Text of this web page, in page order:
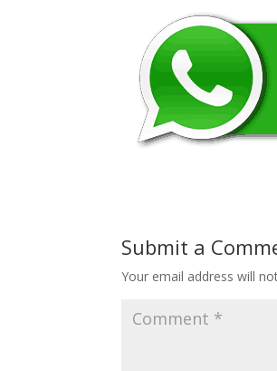
Submit a
Your email address will